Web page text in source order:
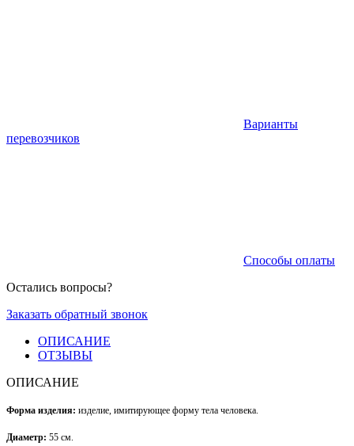
Варианты
перевозчиков
Способы оплаты
Остались вопросы?
Заказать обратный звонок
ОПИСАНИЕ
ОТЗЫВЫ
ОПИСАНИЕ
Форма изделия: изделие, имитирующее форму тела человека.
Диаметр: 55 см.